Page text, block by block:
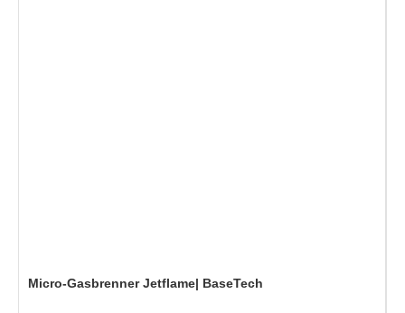
Micro-Gasbrenner Jetflame| BaseTech